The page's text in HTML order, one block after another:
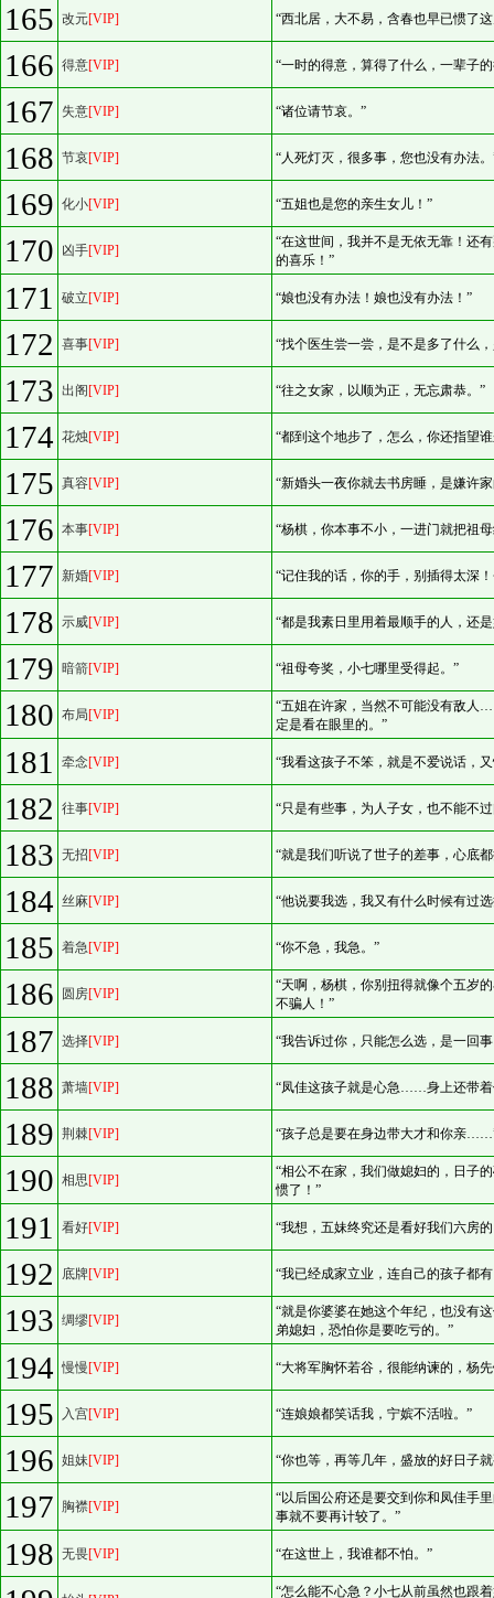
165 改元[VIP] “西北居，大不易，含春也早已惯了
166 得意[VIP] “一时的得意，算得了什么，一辈子
167 失意[VIP] “诸位请节哀。”
168 节哀[VIP] “人死灯灭，很多事，您也没有办法。
169 化小[VIP] “五姐也是您的亲生女儿！”
170 凶手[VIP]
“在这世间，我并不是无依无靠！还
的喜乐！”
171 破立[VIP] “娘也没有办法！娘也没有办法！”
172 喜事[VIP] “找个医生尝一尝，是不是多了什么
173 出阁 [VIP] “往之女家，以顺为正，无忘肃恭。”
174 花烛[VIP] “都到这个地步了，怎么，你还指望
175 真容[VIP] “新婚头一夜你就去书房睡，是嫌许
176 本事[VIP] “杨棋，你本事不小，一进门就把祖
177 新婚[VIP] “记住我的话，你的手，别插得太深
178 示威[VIP] “都是我素日里用着最顺手的人，还
179 暗箭[VIP] “祖母夸奖，小七哪里受得起。”
180 布局[VIP]
“五姐在许家，当然不可能没有敌人
定是看在眼里的。”
181 牵念[VIP] “我看这孩子不笨，就是不爱说话，
182 往事[VIP] “只是有些事，为人子女，也不能不
183 无招[VIP] “就是我们听说了世子的差事，心底
184 丝麻[VIP] “他说要我选，我又有什么时候有过
185 着急[VIP] “你不急，我急。”
186 圆房[VIP]
“天啊，杨棋，你别扭得就像个五岁
不骗人！”
187 选择[VIP] “我告诉过你，只能怎么选，是一回
188 萧墙[VIP] “凤佳这孩子就是心急……身上还带着
189 荆棘[VIP] “孩子总是要在身边带大才和你亲
190 相思[VIP]
“相公不在家，我们做媳妇的，日子
惯了！”
191 看好[VIP] “我想，五妹终究还是看好我们六房的
192 底牌[VIP] “我已经成家立业，连自己的孩子都
193 绸缪[VIP]
“就是你婆婆在她这个年纪，也没有
弟媳妇，恐怕你是要吃亏的。”
194 慢慢[VIP] “大将军胸怀若谷，很能纳谏的，杨
195 入宫[VIP] “连娘娘都笑话我，宁嫔不活啦。”
196 姐妹[VIP] “你也等，再等几年，盛放的好日子
197 胸襟[VIP]
“以后国公府还是要交到你和凤佳手
事就不要再计较了。”
198 无畏[VIP] “在这世上，我谁都不怕。”
“怎么能不心急？小七从前虽然也跟